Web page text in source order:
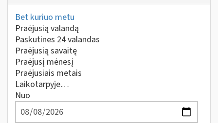
Bet kuriuo metu
Praėjusią valandą
Paskutines 24 valandas
Praėjusią savaitę
Praėjusį mėnesį
Praėjusiais metais
Laikotarpyje…
Nuo